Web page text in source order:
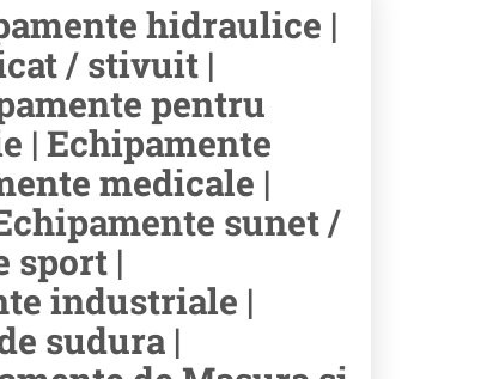
hidraulice |
/ stivuit |
pentru
| Echipamente
medicale |
sunet /
sport |
industriale |
sudura |